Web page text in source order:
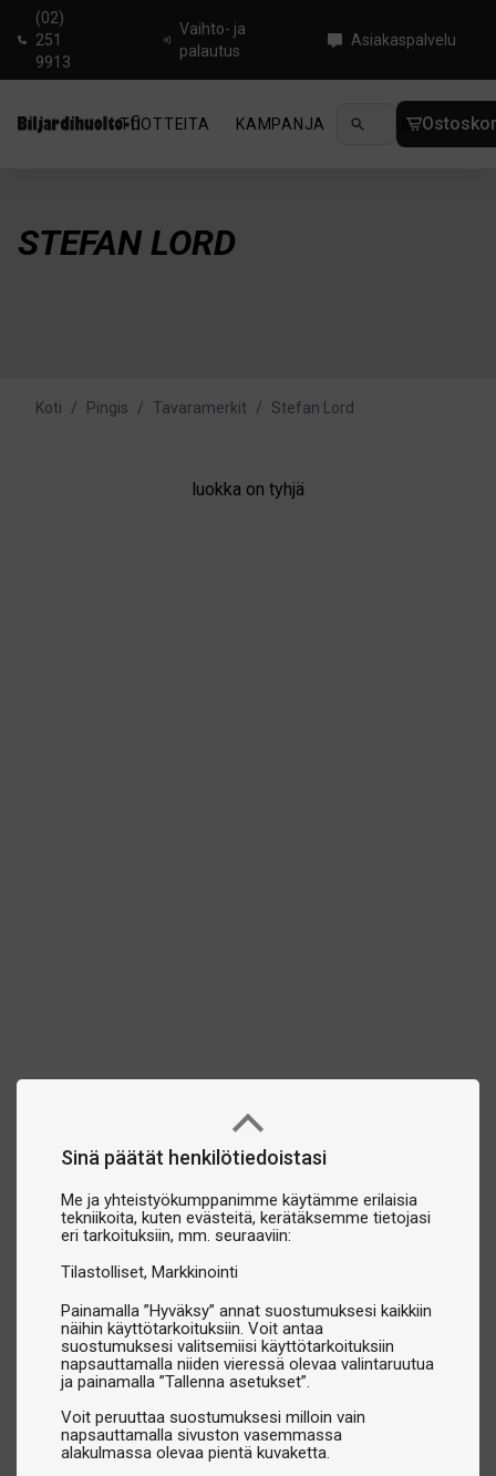
Sinä päätät henkilötiedoistasi
Me ja yhteistyökumppanimme käytämme erilaisia
tekniikoita, kuten evästeitä, kerätäksemme tietojasi
eri tarkoituksiin, mm. seuraaviin:
Tilastolliset Markkinointi
Painamalla ”Hyväksy” annat suostumuksesi kaikkiin
näihin käyttötarkoituksiin. Voit antaa
suostumuksesi valitsemiisi käyttötarkoituksiin
napsauttamalla niiden vieressä olevaa valintaruutua
ja painamalla ”Tallenna asetukset”.
Voit peruuttaa suostumuksesi milloin vain
napsauttamalla sivuston vasemmassa
alakulmassa olevaa pientä kuvaketta.
(02)
251
9913
Vaihto- ja
palautus
Asiakaspalvelu
TUOTTEITA KAMPANJA UUTUUDET
STEFAN LORD
Koti / Pingis / Tavaramerkit / Stefan Lord
luokka on tyhjä